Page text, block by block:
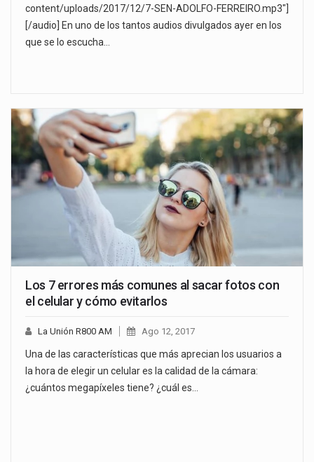
content/uploads/2017/12/7-SEN-ADOLFO-FERREIRO.mp3"]
[/audio] En uno de los tantos audios divulgados ayer en los
que se lo escucha…
Los 7 errores más comunes al sacar fotos con
el celular y cómo evitarlos
La Unión R800 AM Ago 12, 2017
Una de las características que más aprecian los usuarios a
la hora de elegir un celular es la calidad de la cámara:
¿cuántos megapíxeles tiene? ¿cuál es…